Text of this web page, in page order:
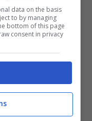
data on the basis
to by managing
bottom of this page
consent in privacy